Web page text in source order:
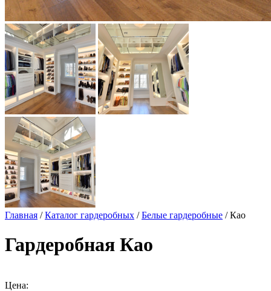
Главная /Каталог гардеробных /Белые гардеробные / Као
Гардеробная Као
Цена: